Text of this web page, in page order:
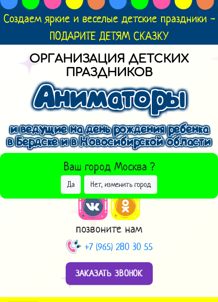
Создаем яркие и веселые детские праздники -
ПОДАРИТЕ ДЕТЯМ СКАЗКУ
ОРГАНИЗАЦИЯ ДЕТСКИХ
ПРАЗДНИКОВ
Аниматоры
и ведущие на день рождения ребенка
в Бердске и в Новосибирской области
Ваш город Москва ?
Да Нет, изменить город
ВЫБРАТЬ ДРУГОЙ ГОРОД
позвоните нам
+7 (965) 280 30 55
ЗАКАЗАТЬ ЗВОНОК